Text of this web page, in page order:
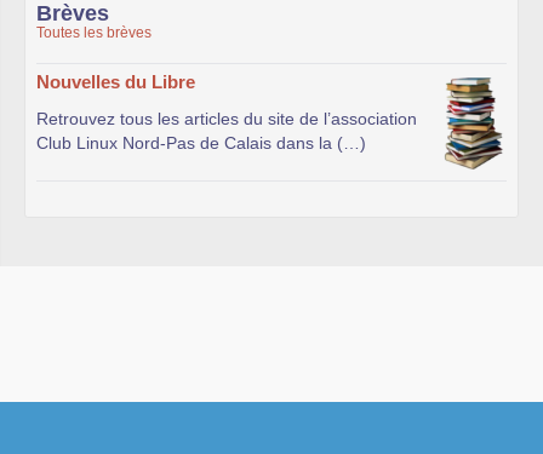
Brèves
Toutes les brèves
Nouvelles du Libre
Retrouvez tous les articles du site de l’association
Club Linux Nord-Pas de Calais dans la (…)